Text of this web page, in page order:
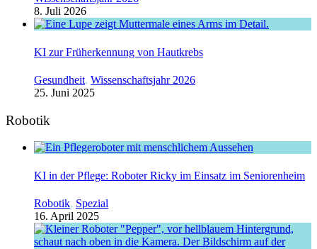
8. Juli 2026
KI zur Früherkennung von Hautkrebs
Gesundheit, Wissenschaftsjahr 2026
25. Juni 2025
Robotik
KI in der Pflege: Roboter Ricky im Einsatz im Seniorenheim
Robotik, Spezial
16. April 2025